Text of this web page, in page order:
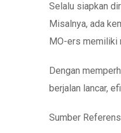
Selalu siapkan
Misalnya, ada
MO-ers memiliki
Dengan
berjalan lancar,
Sumber